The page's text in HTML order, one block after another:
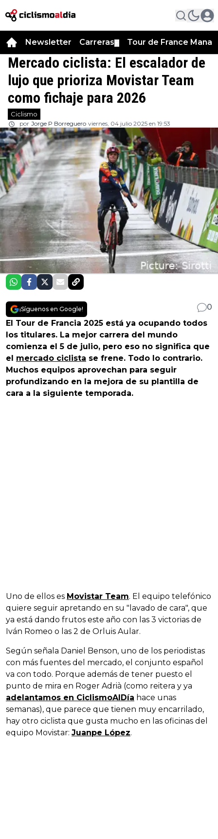
Newsletter Carreras Tour de France
Mercado ciclista: El escalador de
lujo que prioriza Movistar Team
como fichaje para 2026
Ciclismo
por Jorge P Borreguero viernes, 04 julio 2025 en 19:53
¡Síguenos en Google!
0
El Tour de Francia 2025 está ya ocupando todos
los titulares. La mejor carrera del mundo
comienza el 5 de julio, pero eso no significa que
el mercado ciclista se frene. Todo lo contrario.
Muchos equipos aprovechan para seguir
profundizando en la mejora de su plantilla de
cara a la siguiente temporada.
Uno de ellos es Movistar Team. El equipo telefónico
quiere seguir apretando en su "lavado de cara", que
ya está dando frutos este año con las 3 victorias de
Iván Romeo o las 2 de Orluis Aular.
Según señala Daniel Benson, uno de los periodistas
con más fuentes del mercado, el conjunto español
va con todo. Porque además de tener puesto el
punto de mira en Roger Adrià (como reitera y ya
adelantamos en CiclismoAlDía hace unas
semanas), que parece que tienen muy encarrilado,
hay otro ciclista que gusta mucho en las oficinas del
equipo Movistar: Juanpe López.